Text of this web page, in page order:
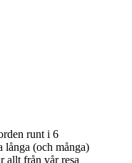
runt i 6
långa (och många)
allt från vår resa